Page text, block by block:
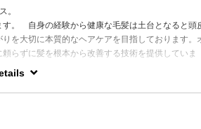
。
。 自身の経験から健康な毛髪は土台となると頭
を大切に本質的なヘアケアを目指しております。
らずに髪を根本から改善する技術を提供していま